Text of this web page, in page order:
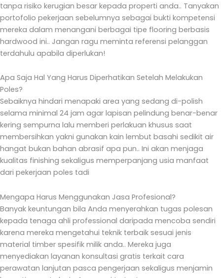
tanpa risiko kerugian besar kepada properti anda.. Tanyakan
portofolio pekerjaan sebelumnya sebagai bukti kompetensi
mereka dalam menangani berbagai tipe flooring berbasis
hardwood ini.. Jangan ragu meminta referensi pelanggan
terdahulu apabila diperlukan!
Apa Saja Hal Yang Harus Diperhatikan Setelah Melakukan
Poles?
Sebaiknya hindari menapaki area yang sedang di-polish
selama minimal 24 jam agar lapisan pelindung benar-benar
kering sempurna lalu memberi perlakuan khusus saat
membersihkan yakni gunakan kain lembut basahi sedikit air
hangat bukan bahan abrasif apa pun.. Ini akan menjaga
kualitas finishing sekaligus memperpanjang usia manfaat
dari pekerjaan poles tadi
Mengapa Harus Menggunakan Jasa Profesional?
Banyak keuntungan bila Anda menyerahkan tugas polesan
kepada tenaga ahli professional daripada mencoba sendiri
karena mereka mengetahui teknik terbaik sesuai jenis
material timber spesifik milik anda.. Mereka juga
menyediakan layanan konsultasi gratis terkait cara
perawatan lanjutan pasca pengerjaan sekaligus menjamin